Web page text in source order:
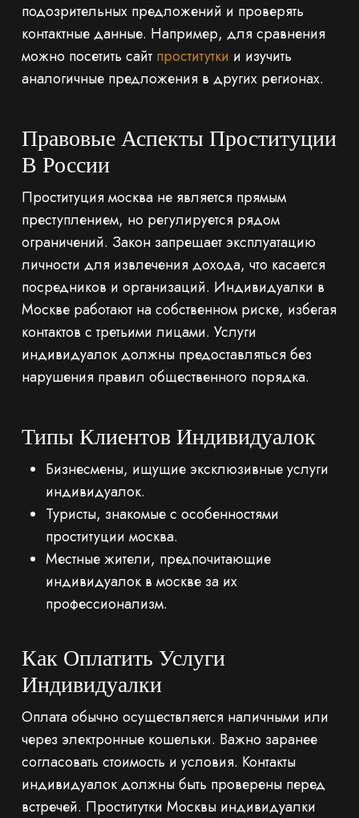
подозрительных предложений и проверять
контактные данные. Например, для сравнения
можно посетить сайт проститутки и изучить
аналогичные предложения в других регионах.
Правовые Аспекты Проституции
В России
Проституция москва не является прямым
преступлением, но регулируется рядом
ограничений. Закон запрещает эксплуатацию
личности для извлечения дохода, что касается
посредников и организаций. Индивидуалки в
Москве работают на собственном риске, избегая
контактов с третьими лицами. Услуги
индивидуалок должны предоставляться без
нарушения правил общественного порядка.
Типы Клиентов Индивидуалок
Бизнесмены, ищущие эксклюзивные услуги
индивидуалок.
Туристы, знакомые с особенностями
проституции москва.
Местные жители, предпочитающие
индивидуалок в москве за их
профессионализм.
Как Оплатить Услуги
Индивидуалки
Оплата обычно осуществляется наличными или
через электронные кошельки. Важно заранее
согласовать стоимость и условия. Контакты
индивидуалок должны быть проверены перед
встречей. Проститутки Москвы индивидуалки